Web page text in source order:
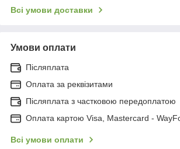
Всі умови доставки
Умови оплати
Післяплата
Оплата за реквізитами
Післяплата з частковою передоплатою
Оплата картою Visa, Mastercard -
Всі умови оплати